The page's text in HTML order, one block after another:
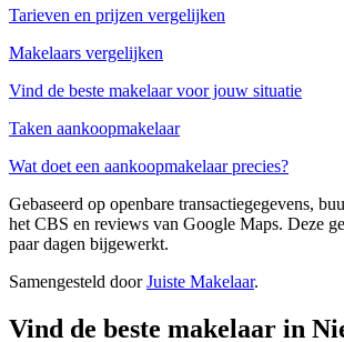
Tarieven en prijzen vergelijken
Makelaars vergelijken
Vind de beste makelaar voor jouw situatie
Taken aankoopmakelaar
Wat doet een aankoopmakelaar precies?
Gebaseerd op openbare transactiegegevens,
het CBS en reviews van Google Maps. Deze
paar dagen bijgewerkt.
Samengesteld doorJuiste Makelaar.
Vind de beste makelaar in